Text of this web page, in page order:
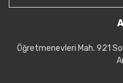
Öğretmenevleri Mah. 921